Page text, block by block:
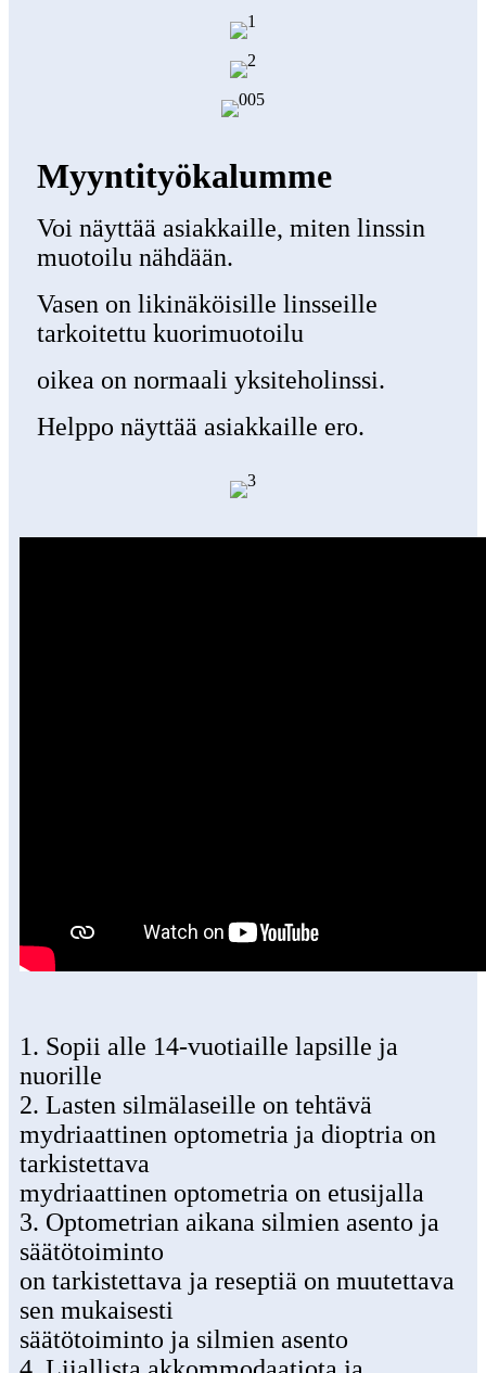
Myyntityökalumme
Voi näyttää asiakkaille, miten linssin
muotoilu nähdään.
Vasen on likinäköisille linsseille
tarkoitettu kuorimuotoilu
oikea on normaali yksiteholinssi.
Helppo näyttää asiakkaille ero.
1. Sopii alle 14-vuotiaille lapsille ja
nuorille
2. Lasten silmälaseille on tehtävä
mydriaattinen optometria ja dioptria on
tarkistettava
mydriaattinen optometria on etusijalla
3. Optometrian aikana silmien asento ja
säätötoiminto
on tarkistettava ja reseptiä on muutettava
sen mukaisesti
säätötoiminto ja silmien asento